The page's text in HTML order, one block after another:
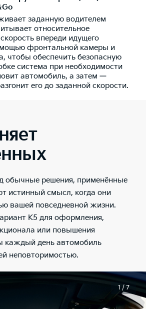
заданную водителем
относительное
впереди идущего
фронтальной камеры и
чтобы обеспечить безопасную
система при необходимости
автомобиль, а затем —
его до заданной скорости.
обычные решения, применённые
истинный смысл, когда они
вашей повседневной жизни.
K5 для оформления,
или повышения
каждый день автомобиль
неповторимостью.
1 / 7